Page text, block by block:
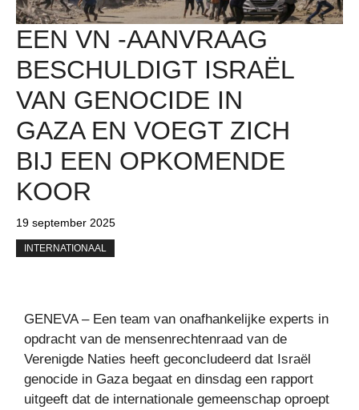
EEN VN -AANVRAAG
BESCHULDIGT ISRAËL
VAN GENOCIDE IN
GAZA EN VOEGT ZICH
BIJ EEN OPKOMENDE
KOOR
19 september 2025
INTERNATIONAAL
GENEVA – Een team van onafhankelijke experts in
opdracht van de mensenrechtenraad van de
Verenigde Naties heeft geconcludeerd dat Israël
genocide in Gaza begaat en dinsdag een rapport
uitgeeft dat de internationale gemeenschap oproept